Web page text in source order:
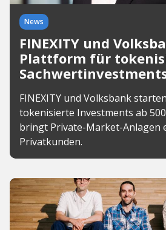
News
FINEXITY und
Plattform für
FINEXITY und Volksbank
tokenisierte Investments ab
bringt Private-Market-Anlagen
Privatkunden.